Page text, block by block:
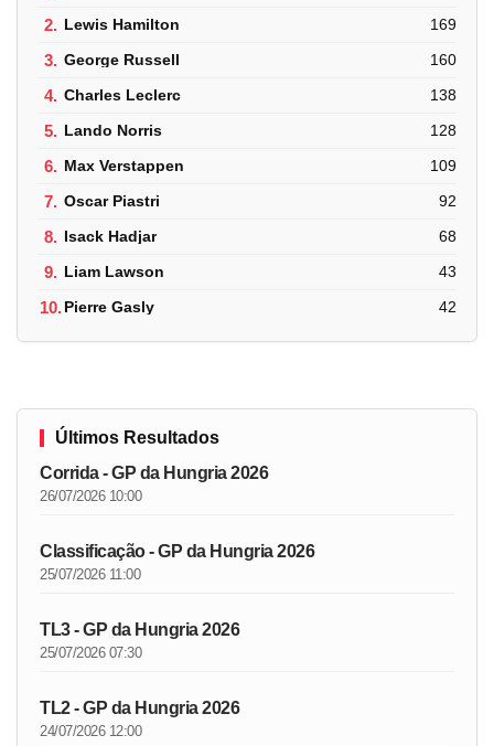
2. Lewis Hamilton 169
3. George Russell 160
4. Charles Leclerc 138
5. Lando Norris 128
6. Max Verstappen 109
7. Oscar Piastri 92
8. Isack Hadjar 68
9. Liam Lawson 43
10.Pierre Gasly 42
Últimos Resultados
Corrida - GP da Hungria 2026
26/07/2026 10:00
Classificação - GP da Hungria 2026
25/07/2026 11:00
TL3 - GP da Hungria 2026
25/07/2026 07:30
TL2 - GP da Hungria 2026
24/07/2026 12:00